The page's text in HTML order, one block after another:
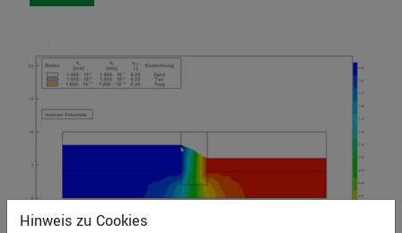
Hinweis zu Cookies